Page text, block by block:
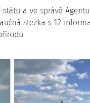
a ve správě
stezka s 12